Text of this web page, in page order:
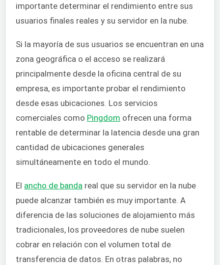
importante determinar el rendimiento entre sus
usuarios finales reales y su servidor en la nube.
Si la mayoría de sus usuarios se encuentran en una
zona geográfica o el acceso se realizará
principalmente desde la oficina central de su
empresa, es importante probar el rendimiento
desde esas ubicaciones. Los servicios
comerciales como Pingdom ofrecen una forma
rentable de determinar la latencia desde una gran
cantidad de ubicaciones generales
simultáneamente en todo el mundo.
El ancho de banda real que su servidor en la nube
puede alcanzar también es muy importante. A
diferencia de las soluciones de alojamiento más
tradicionales, los proveedores de nube suelen
cobrar en relación con el volumen total de
transferencia de datos. En otras palabras, no